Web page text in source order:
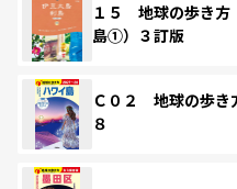
１５ 地球の歩き
島①）３訂版
Ｃ０２ 地球の歩
８